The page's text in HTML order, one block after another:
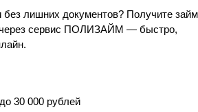
без лишних документов? Получите займ
через сервис ПОЛИЗАЙМ — быстро,
30 000 рублей